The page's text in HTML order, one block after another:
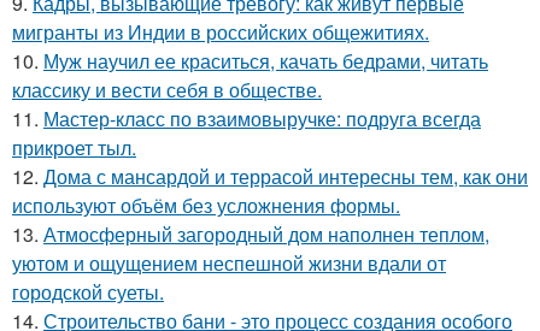
мигранты из Индии в российских общежитиях.
10. Муж научил ее краситься, качать бедрами, читать
классику и вести себя в обществе.
11. Мастер-класс по взаимовыручке: подруга всегда
прикроет тыл.
12. Дома с мансардой и террасой интересны тем, как они
используют объём без усложнения формы.
13. Атмосферный загородный дом наполнен теплом,
уютом и ощущением неспешной жизни вдали от
городской суеты.
14. Строительство бани - это процесс создания особого